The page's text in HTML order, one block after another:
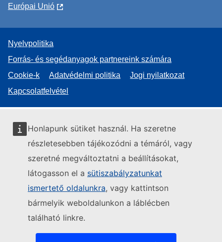
Honlapunk sütiket használ. Ha szeretne
részletesebben tájékozódni a témáról, vagy
szeretné megváltoztatni a beállításokat,
látogasson el a sütiszabályzatunkat
ismertető oldalunkra, vagy kattintson
bármelyik weboldalunkon a láblécben
található linkre.
Európai Unió
Nyelvpolitika
Forrás- és segédanyagok partnereink számára
Cookie-k
Adatvédelmi politika
Jogi nyilatkozat
Kapcsolatfelvétel